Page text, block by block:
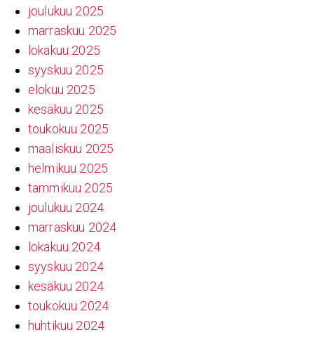
joulukuu 2025
marraskuu 2025
lokakuu 2025
syyskuu 2025
elokuu 2025
kesäkuu 2025
toukokuu 2025
maaliskuu 2025
helmikuu 2025
tammikuu 2025
joulukuu 2024
marraskuu 2024
lokakuu 2024
syyskuu 2024
kesäkuu 2024
toukokuu 2024
huhtikuu 2024